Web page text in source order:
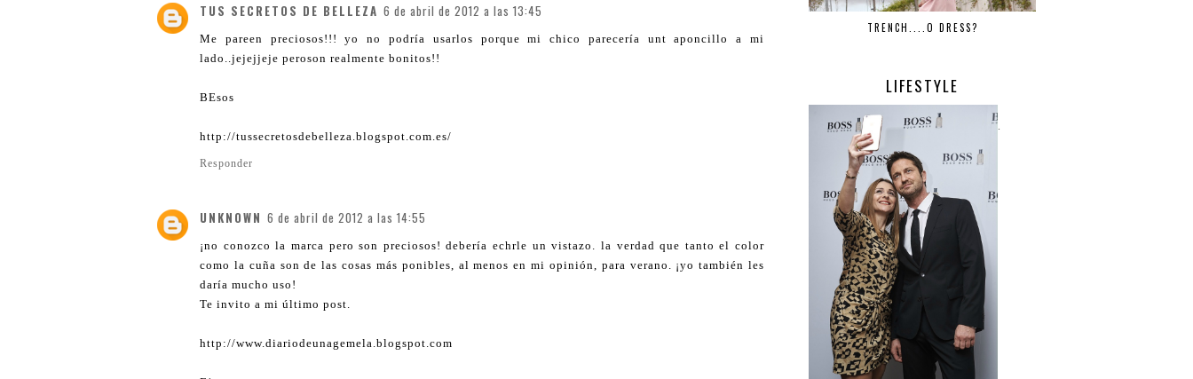
TUS SECRETOS DE BELLEZA 6 de abril de 2012 a las 13:45
Me pareen preciosos!!! yo no podría usarlos porque mi chico parecería unt aponcillo a mi
lado..jejejjeje peroson realmente bonitos!!
BEsos
http://tussecretosdebelleza.blogspot.com.es/
Responder
UNKNOWN 6 de abril de 2012 a las 14:55
¡no conozco la marca pero son preciosos! debería echrle un vistazo. la verdad que tanto el color
como la cuña son de las cosas más ponibles, al menos en mi opinión, para verano. ¡yo también les
daría mucho uso!
Te invito a mi último post.
http://www.diariodeunagemela.blogspot.com
TRENCH....O DRESS?
LIFESTYLE
.